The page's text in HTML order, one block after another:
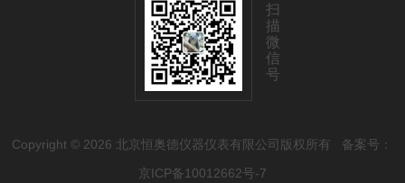
扫
描
微
信
号
Copyright © 2026 北京恒奥德仪器仪表有限公司版权所有 备案号：
京ICP备10012662号-7